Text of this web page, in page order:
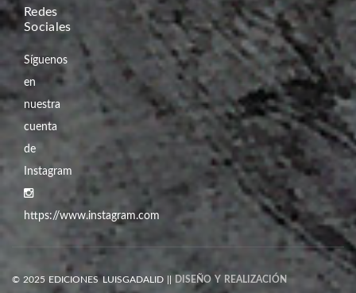
Redes
Sociales
Síguenos
en
nuestra
cuenta
de
Instagram
https://www.instagram.com
© 2025 EDICIONES LUISGADALID || DISEÑO Y REALIZACIÓN